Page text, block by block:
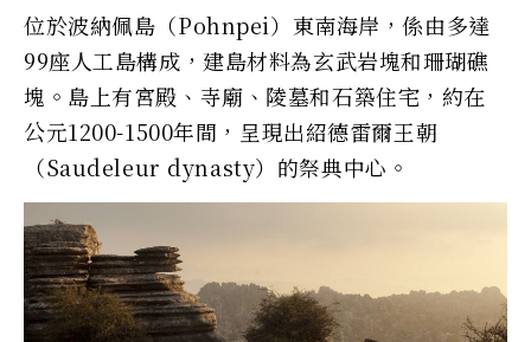
位於波納佩島（Pohnpei）東南海岸，係由多達
99座人工島構成，建島材料為玄武岩塊和珊瑚礁
塊。島上有宮殿、寺廟、陵墓和石築住宅，約在
公元1200-1500年間，呈現出紹德雷爾王朝
（Saudeleur dynasty）的祭典中心。